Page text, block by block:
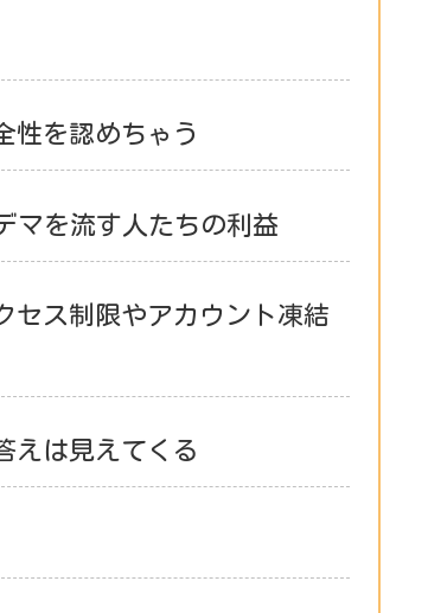
性を認めちゃう
マを流す人たちの利益
セス制限やアカウント凍結
えは見えてくる